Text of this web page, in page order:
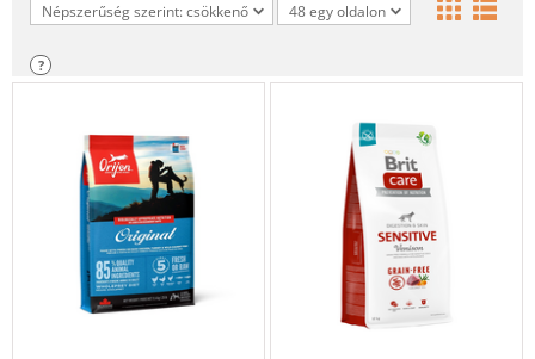
Népszerűség szerint: csökkenő 48 egy oldalon
?